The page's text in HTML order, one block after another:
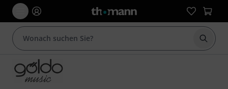
Suche